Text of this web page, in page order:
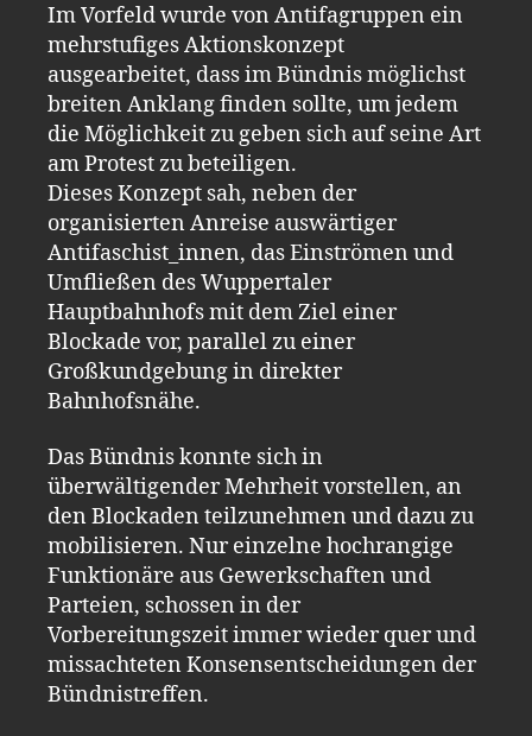
Im Vorfeld wurde von Antifagruppen ein
mehrstufiges Aktionskonzept
ausgearbeitet, dass im Bündnis möglichst
breiten Anklang finden sollte, um jedem
die Möglichkeit zu geben sich auf seine Art
am Protest zu beteiligen.
Dieses Konzept sah, neben der
organisierten Anreise auswärtiger
Antifaschist_innen, das Einströmen und
Umfließen des Wuppertaler
Hauptbahnhofs mit dem Ziel einer
Blockade vor, parallel zu einer
Großkundgebung in direkter
Bahnhofsnähe.
Das Bündnis konnte sich in
überwältigender Mehrheit vorstellen, an
den Blockaden teilzunehmen und dazu zu
mobilisieren. Nur einzelne hochrangige
Funktionäre aus Gewerkschaften und
Parteien, schossen in der
Vorbereitungszeit immer wieder quer und
missachteten Konsensentscheidungen der
Bündnistreffen.